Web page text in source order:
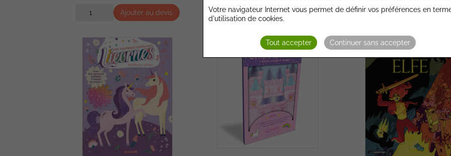
Ajouter au devis Ajouter au devis Ajouter au
Votre navigateur Internet vous permet de définir vos préférences en
d'utilisation de cookies.
Tout accepter Continuer sans accepter